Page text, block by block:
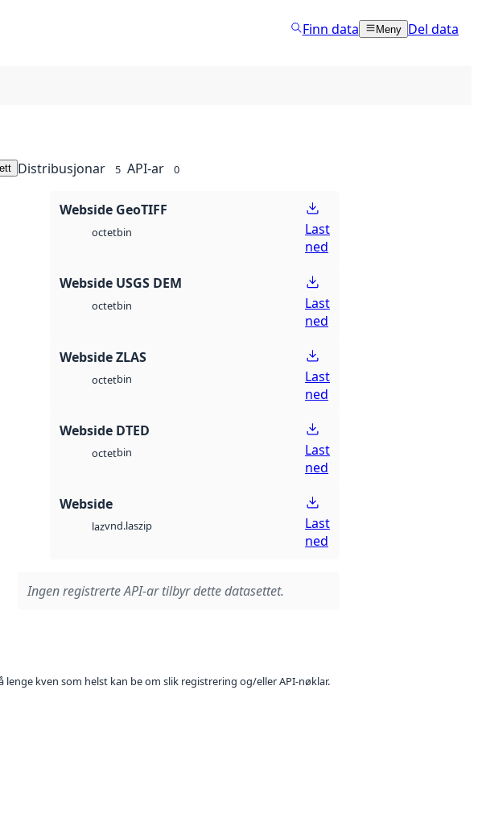
Finn data Meny Del data
Distribusjonar 5 API-ar 0
Webside GeoTIFF
octetbin
Last
ned
Webside USGS DEM
octetbin
Last
ned
Webside ZLAS
octetbin
Last
ned
Webside DTED
octetbin
Last
ned
Webside
lazvnd.laszip
Last
ned
Ingen registrerte API-ar tilbyr dette datasettet.
kven som helst kan be om slik registrering og/eller API-nøklar.